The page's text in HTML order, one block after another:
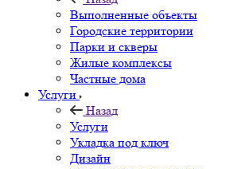
Выполненные объекты
Городские территории
Парки и скверы
Жилые комплексы
Частные дома
Услуги
Назад
Услуги
Укладка под ключ
Дизайн